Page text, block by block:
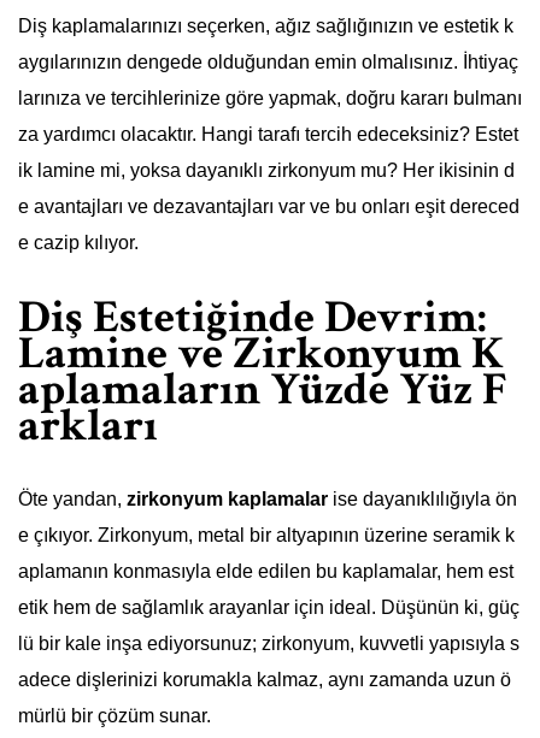
Diş kaplamalarınızı seçerken, ağız sağlığınızın ve estetik k
aygılarınızın dengede olduğundan emin olmalısınız. İhtiyaç
larınıza ve tercihlerinize göre yapmak, doğru kararı bulmanı
za yardımcı olacaktır. Hangi tarafı tercih edeceksiniz? Estet
ik lamine mi, yoksa dayanıklı zirkonyum mu? Her ikisinin d
e avantajları ve dezavantajları var ve bu onları eşit dereced
e cazip kılıyor.
Diş Estetiğinde Devrim:
Lamine ve Zirkonyum K
aplamaların Yüzde Yüz F
arkları
Öte yandan, zirkonyum kaplamalar ise dayanıklılığıyla ön
e çıkıyor. Zirkonyum, metal bir altyapının üzerine seramik k
aplamanın konmasıyla elde edilen bu kaplamalar, hem est
etik hem de sağlamlık arayanlar için ideal. Düşünün ki, güç
lü bir kale inşa ediyorsunuz; zirkonyum, kuvvetli yapısıyla s
adece dişlerinizi korumakla kalmaz, aynı zamanda uzun ö
mürlü bir çözüm sunar.